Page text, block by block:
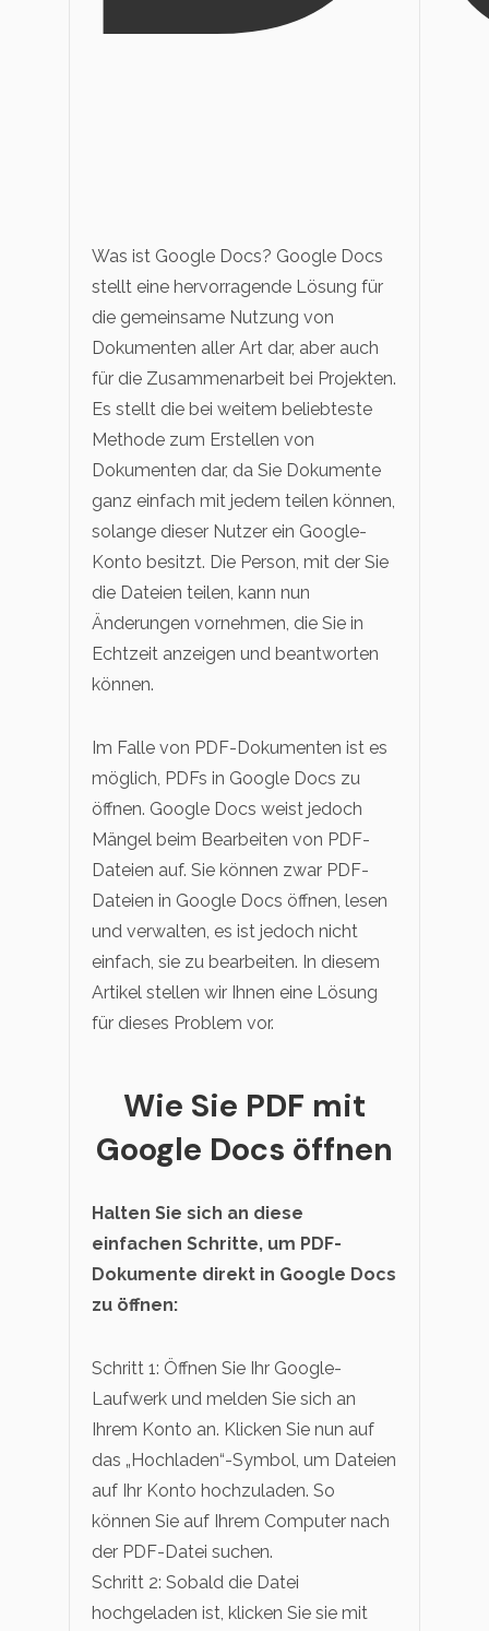
Was ist Google Docs? Google Docs
stellt eine hervorragende Lösung für
die gemeinsame Nutzung von
Dokumenten aller Art dar, aber auch
für die Zusammenarbeit bei Projekten.
Es stellt die bei weitem beliebteste
Methode zum Erstellen von
Dokumenten dar, da Sie Dokumente
ganz einfach mit jedem teilen können,
solange dieser Nutzer ein Google-
Konto besitzt. Die Person, mit der Sie
die Dateien teilen, kann nun
Änderungen vornehmen, die Sie in
Echtzeit anzeigen und beantworten
können.
Im Falle von PDF-Dokumenten ist es
möglich, PDFs in Google Docs zu
öffnen. Google Docs weist jedoch
Mängel beim Bearbeiten von PDF-
Dateien auf. Sie können zwar PDF-
Dateien in Google Docs öffnen, lesen
und verwalten, es ist jedoch nicht
einfach, sie zu bearbeiten. In diesem
Artikel stellen wir Ihnen eine Lösung
für dieses Problem vor.
Wie Sie PDF mit
Google Docs öffnen
Halten Sie sich an diese
einfachen Schritte, um PDF-
Dokumente direkt in Google Docs
zu öffnen:
Schritt 1: Öffnen Sie Ihr Google-
Laufwerk und melden Sie sich an
Ihrem Konto an. Klicken Sie nun auf
das „Hochladen“-Symbol, um Dateien
auf Ihr Konto hochzuladen. So
können Sie auf Ihrem Computer nach
der PDF-Datei suchen.
Schritt 2: Sobald die Datei
hochgeladen ist, klicken Sie sie mit